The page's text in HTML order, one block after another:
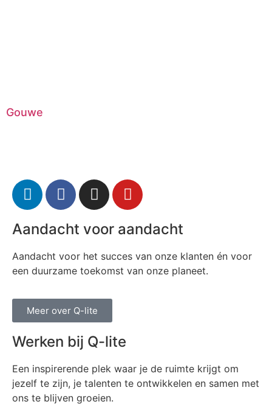
Gouwe
Aandacht voor aandacht
Aandacht voor het succes van onze klanten én voor
een duurzame toekomst van onze planeet.
Meer over Q-lite
Werken bij Q-lite
Een inspirerende plek waar je de ruimte krijgt om
jezelf te zijn, je talenten te ontwikkelen en samen met
ons te blijven groeien.